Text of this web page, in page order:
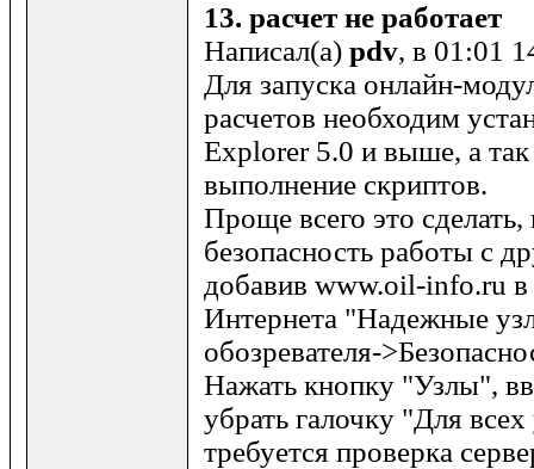
13. расчет не работает
Написал(а) pdv, в 01:01
Для запуска онлайн-
расчетов необходим
Explorer 5.0 и выше, а
выполнение скриптов.
Проще всего это
безопасность работы с
добавив www.oil-info.ru в
Интернета "Надежные
обозревателя-
Нажать кнопку "Узлы",
убрать галочку "Для
требуется проверка